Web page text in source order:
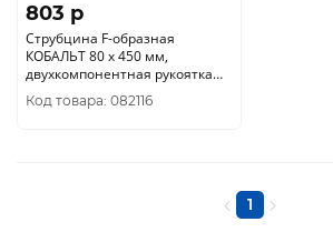
803 p
Струбцина F-образная
КОБАЛЬТ 80 х 450 мм,
двухкомпонентная рукоятка
244-582
Код товара: 082116
1